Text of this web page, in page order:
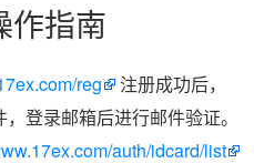
作指南
reg
注册成功后，
登录邮箱后进行邮件验证。
auth/idcard/list